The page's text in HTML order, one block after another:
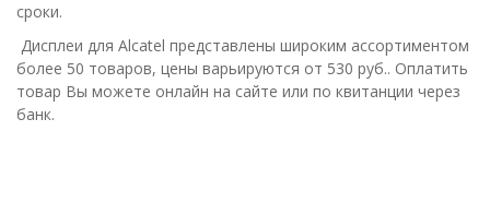
сроки.
Дисплеи для Alcatel представлены широким ассортиментом
более 50 товаров, цены варьируются от 530 руб.. Оплатить
товар Вы можете онлайн на сайте или по квитанции через
банк.